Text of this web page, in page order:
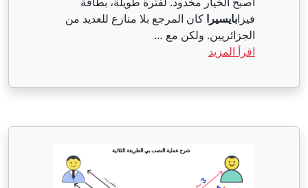
فيزابايسيرا كان المرجع بلا منازع للعديد من
الجزائريين. ولكن مع …
اقرأ المزيد